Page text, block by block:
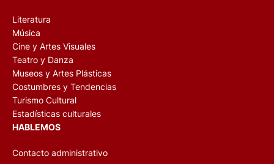
Literatura
Música
Cine y Artes Visuales
Teatro y Danza
Museos y Artes Plásticas
Costumbres y Tendencias
Turismo Cultural
Estadísticas culturales
HABLEMOS
Contacto administrativo